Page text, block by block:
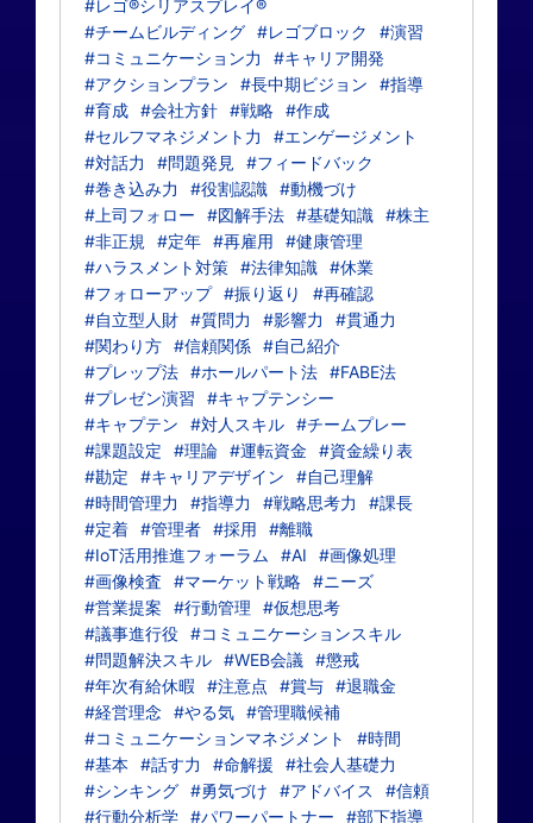
#レゴ®シリアスプレイ®
#チームビルディング #レゴブロック
#演習
#コミュニケーション力
#キャリア開発
#アクションプラン
#長中期ビジョン
#指導
#育成 #会社方針 #戦略 #作成
#セルフマネジメント力
#エンゲージメント
#対話力
#問題発見
#フィードバック
#巻き込み力
#役割認識 #動機づけ
#上司フォロー
#図解手法 #基礎知識 #株主
#非正規
#定年 #再雇用
#健康管理
#ハラスメント対策 #法律知識 #休業
#フォローアップ #振り返り
#再確認
#自立型人財 #質問力 #影響力
#貫通力
#関わり方 #信頼関係 #自己紹介
#プレップ法 #ホールパート法 #FABE法
#プレゼン演習
#キャプテンシー
#キャプテン
#対人スキル #チームプレー
#課題設定
#理論 #運転資金
#資金繰り表
#勘定
#キャリアデザイン
#自己理解
#時間管理力
#指導力 #戦略思考力
#課長
#定着 #管理者 #採用
#離職
#IoT活用推進フォーラム
#AI
#画像処理
#画像検査
#マーケット戦略 #ニーズ
#営業提案
#行動管理
#仮想思考
#議事進行役 #コミュニケーションスキル
#問題解決スキル #WEB会議
#懲戒
#年次有給休暇
#注意点 #賞与 #退職金
#経営理念 #やる気 #管理職候補
#コミュニケーションマネジメント
#時間
#基本
#話す力 #命解援
#社会人基礎力
#シンキング #勇気づけ #アドバイス
#信頼
#行動分析学 #パワーパートナー
#部下指導